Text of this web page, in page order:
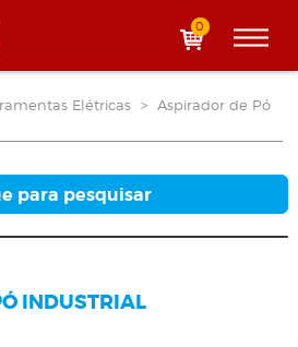
0
Elétricas > Aspirador de Pó
para pesquisar
INDUSTRIAL